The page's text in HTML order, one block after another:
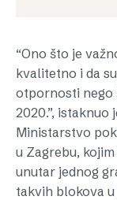
“Ono što je
kvalitetno i da
otpornosti nego
2020.”, istaknuo
Ministarstvo
u Zagrebu,
unutar jednog
takvih blokova